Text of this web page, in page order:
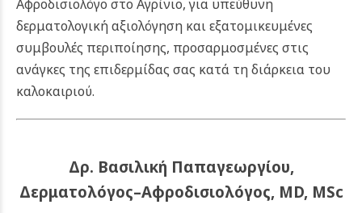
Αφροδισιολόγο στο Αγρίνιο, για υπεύθυνη
δερματολογική αξιολόγηση και εξατομικευμένες
συμβουλές περιποίησης, προσαρμοσμένες στις
ανάγκες της επιδερμίδας σας κατά τη διάρκεια του
καλοκαιριού.
Δρ. Βασιλική Παπαγεωργίου,
Δερματολόγος–Αφροδισιολόγος, MD, MSc